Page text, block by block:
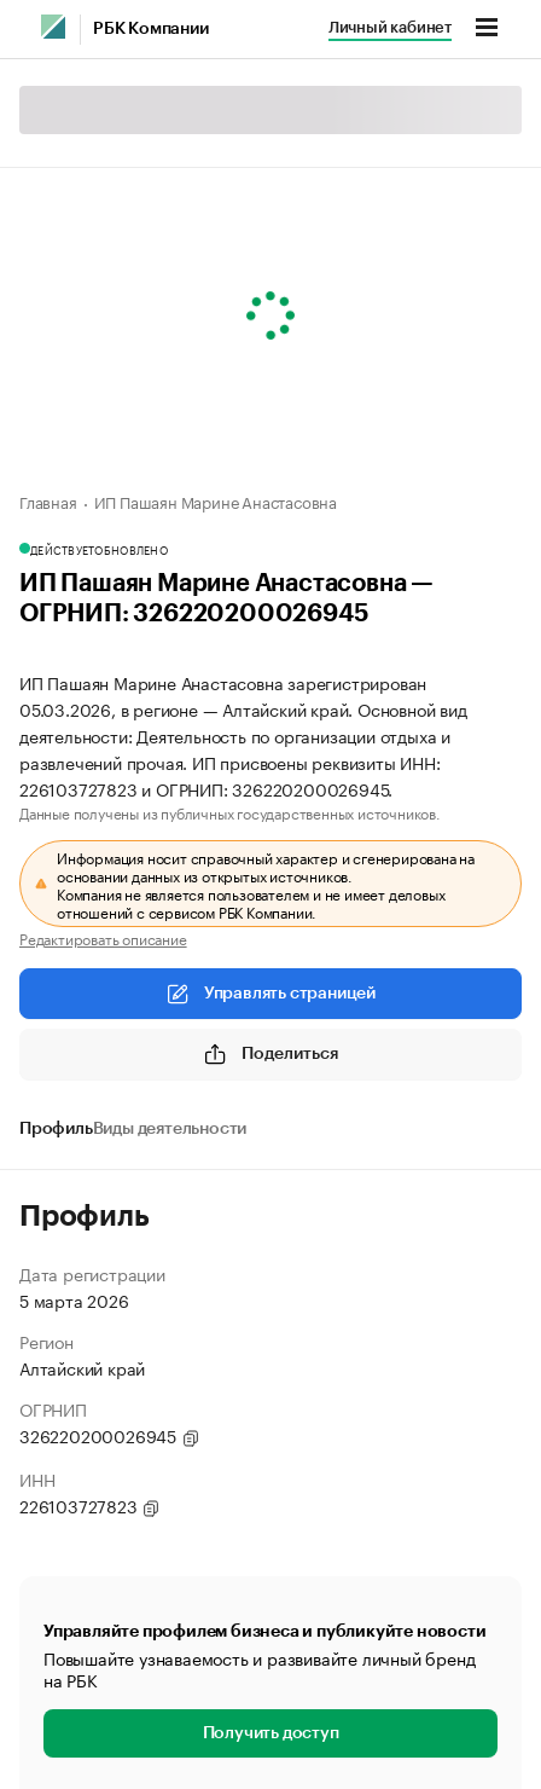
РБК Компании Личный кабинет
Главная ИП Пашаян Марине Анастасовна
ДЕЙСТВУЕТОБНОВЛЕНО
ИП Пашаян Марине Анастасовна —
ОГРНИП: 326220200026945
ИП Пашаян Марине Анастасовна зарегистрирован
05.03.2026, в регионе — Алтайский край. Основной вид
деятельности: Деятельность по организации отдыха и
развлечений прочая. ИП присвоены реквизиты ИНН:
226103727823 и ОГРНИП: 326220200026945.
Данные получены из публичных государственных источников.
Информация носит справочный характер и сгенерирована на
основании данных из открытых источников.
Компания не является пользователем и не имеет деловых
отношений с сервисом РБК Компании.
Редактировать описание
Управлять страницей
Поделиться
ПрофильВиды деятельности
Профиль
Дата регистрации
5 марта 2026
Регион
Алтайский край
ОГРНИП
326220200026945
ИНН
226103727823
Управляйте профилем бизнеса и публикуйте новости
Повышайте узнаваемость и развивайте личный бренд
на РБК
Получить доступ